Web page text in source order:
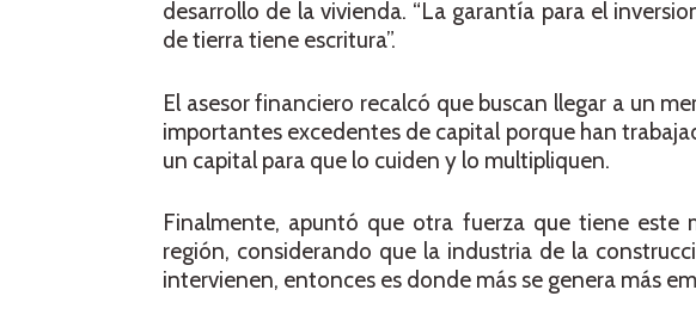
desarrollo de la vivienda. “La garantía para el
de tierra tiene escritura”.
El asesor financiero recalcó que buscan llegar a un
importantes excedentes de capital porque han
un capital para que lo cuiden y lo multipliquen.
Finalmente, apuntó que otra fuerza que tiene este
región, considerando que la industria de la
intervienen, entonces es donde más se genera más